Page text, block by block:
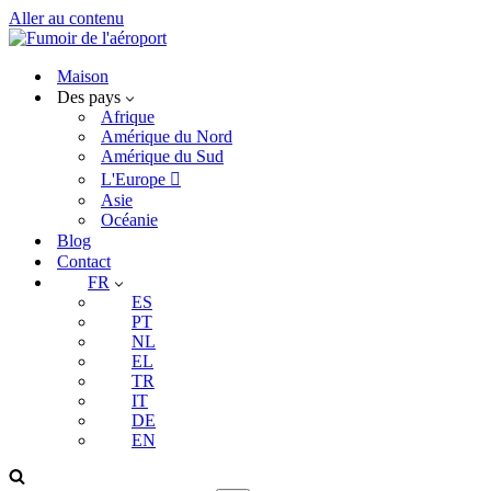
Aller au contenu
Maison
Des pays
Afrique
Amérique du Nord
Amérique du Sud
L'Europe 
Asie
Océanie
Blog
Contact
FR
ES
PT
NL
EL
TR
IT
DE
EN